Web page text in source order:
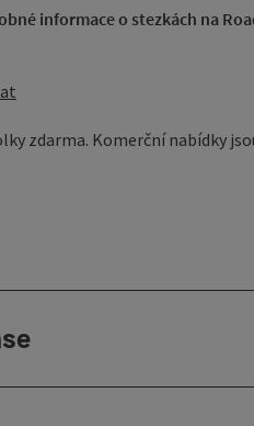
informace o stezkách na
zdarma. Komerční nabídky